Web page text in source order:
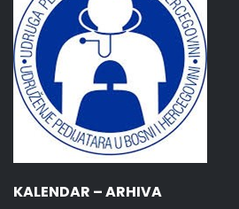
KALENDAR – ARHIVA